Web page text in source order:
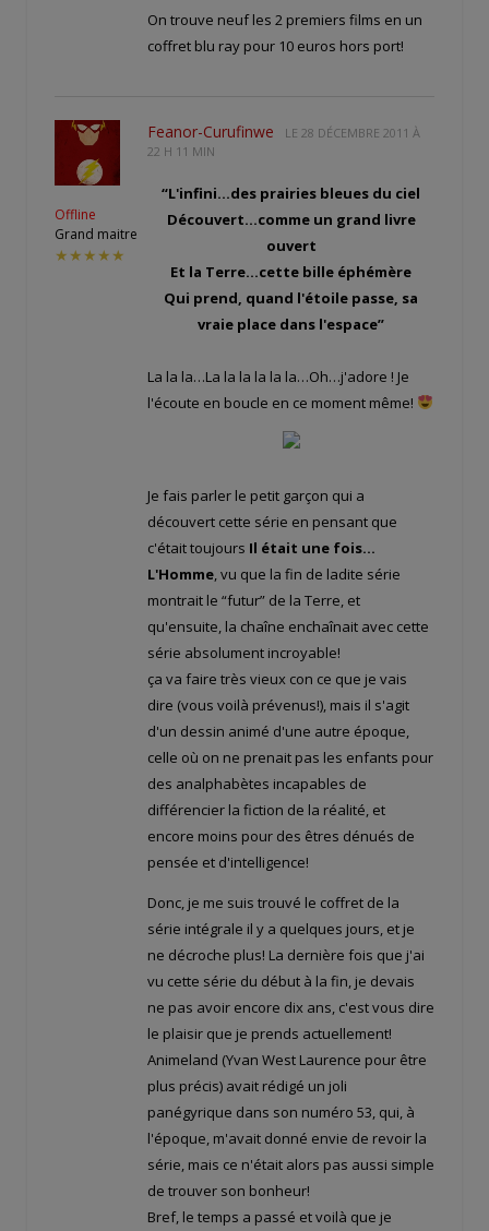
On trouve neuf les 2 premiers films en un
coffret blu ray pour 10 euros hors port!
Offline
Grand maitre
★★★★★
Feanor-Curufinwe LE 28 DÉCEMBRE 2011 À
22 H 11 MIN
“L'infini…des prairies bleues du ciel
Découvert…comme un grand livre
ouvert
Et la Terre…cette bille éphémère
Qui prend, quand l'étoile passe, sa
vraie place dans l'espace”
La la la…La la la la la la…Oh…j'adore ! Je
l'écoute en boucle en ce moment même!
Je fais parler le petit garçon qui a
découvert cette série en pensant que
c'était toujours Il était une fois…
L'Homme, vu que la fin de ladite série
montrait le “futur” de la Terre, et
qu'ensuite, la chaîne enchaînait avec cette
série absolument incroyable!
ça va faire très vieux con ce que je vais
dire (vous voilà prévenus!), mais il s'agit
d'un dessin animé d'une autre époque,
celle où on ne prenait pas les enfants pour
des analphabètes incapables de
différencier la fiction de la réalité, et
encore moins pour des êtres dénués de
pensée et d'intelligence!
Donc, je me suis trouvé le coffret de la
série intégrale il y a quelques jours, et je
ne décroche plus! La dernière fois que j'ai
vu cette série du début à la fin, je devais
ne pas avoir encore dix ans, c'est vous dire
le plaisir que je prends actuellement!
Animeland (Yvan West Laurence pour être
plus précis) avait rédigé un joli
panégyrique dans son numéro 53, qui, à
l'époque, m'avait donné envie de revoir la
série, mais ce n'était alors pas aussi simple
de trouver son bonheur!
Bref, le temps a passé et voilà que je